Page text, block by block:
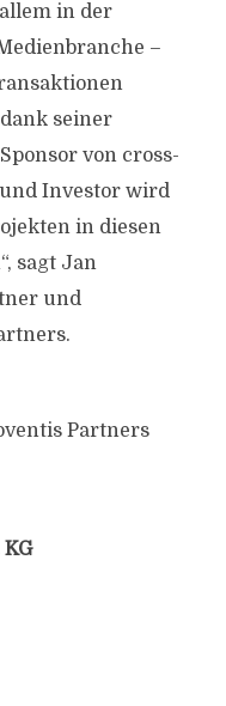
in der
–
seiner
von cross-
Investor wird
in diesen
sagt Jan
und
Partners